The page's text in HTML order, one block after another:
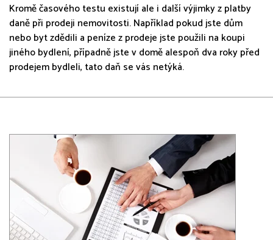
Kromě časového testu existují ale i další výjimky z platby
daně při prodeji nemovitosti. Například pokud jste dům
nebo byt zdědili a peníze z prodeje jste použili na koupi
jiného bydlení, případně jste v domě alespoň dva roky před
prodejem bydleli, tato daň se vás netýká.